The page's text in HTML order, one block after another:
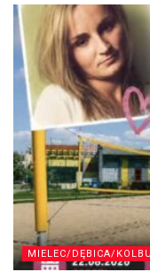
MIELEC/DĘBICA/